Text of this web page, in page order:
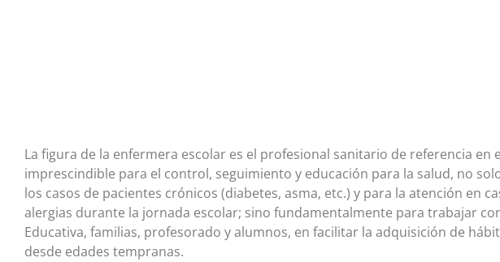
La figura de la enfermera escolar es el profesional sanitario de referencia en
imprescindible para el control, seguimiento y educación para la salud, no
los casos de pacientes crónicos (diabetes, asma, etc.) y para la atención en
alergias durante la jornada escolar; sino fundamentalmente para trabajar
Educativa, familias, profesorado y alumnos, en facilitar la adquisición de
desde edades tempranas.